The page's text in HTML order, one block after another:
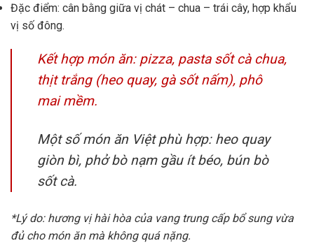
Đặc điểm: cân bằng giữa vị chát – chua – trái cây, hợp khẩu
vị số đông.
Kết hợp món ăn: pizza, pasta sốt cà chua,
thịt trắng (heo quay, gà sốt nấm), phô
mai mềm.
Một số món ăn Việt phù hợp: heo quay
giòn bì, phở bò nạm gầu ít béo, bún bò
sốt cà.
*Lý do: hương vị hài hòa của vang trung cấp bổ sung vừa
đủ cho món ăn mà không quá nặng.